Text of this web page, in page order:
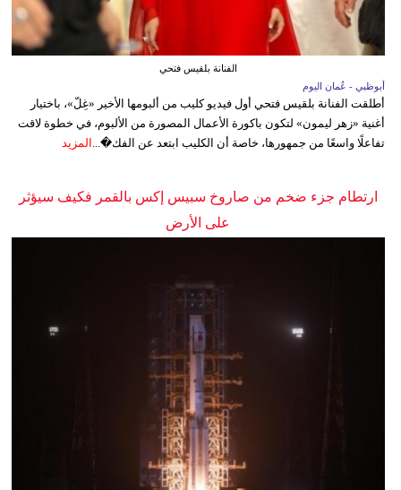
الفنانة بلقيس فتحي
أبوظبي - عُمان اليوم
أطلقت الفنانة بلقيس فتحي أول فيديو كليب من ألبومها الأخير «غِلّ»، باختيار
أغنية «زهر ليمون» لتكون باكورة الأعمال المصورة من الألبوم، في خطوة لاقت
تفاعلًا واسعًا من جمهورها، خاصة أن الكليب ابتعد عن الفك�...
المزيد
ارتطام جزء ضخم من صاروخ سبيس إكس بالقمر فكيف سيؤثر
على الأرض